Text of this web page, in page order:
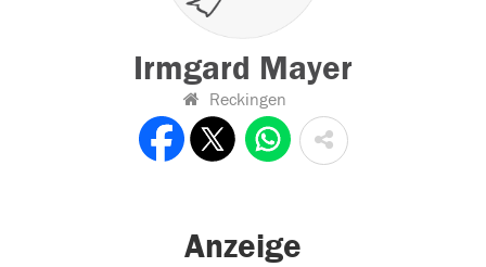
Irmgard Mayer
Reckingen
Anzeige